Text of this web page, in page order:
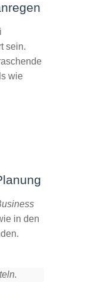
sein.
wie
in den